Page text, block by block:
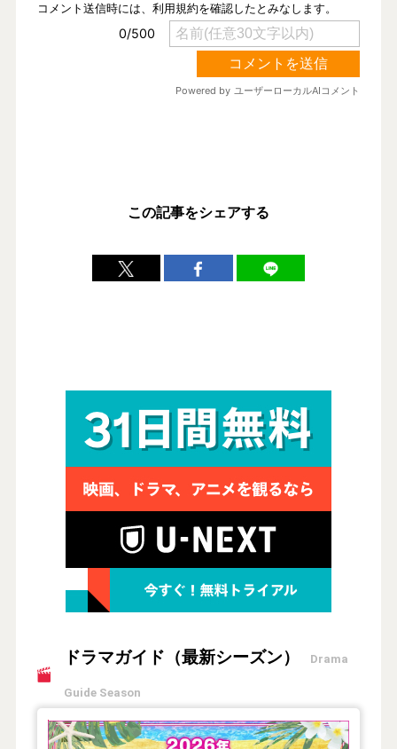
この記事をシェアする
ドラマガイド（最新シーズン） Drama
Guide Season
【2026年夏】TVドラマガイド